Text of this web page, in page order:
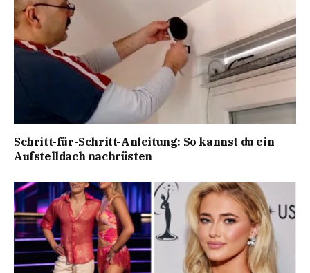
Schritt-für-Schritt-Anleitung: So kannst du ein
Aufstelldach nachrüsten